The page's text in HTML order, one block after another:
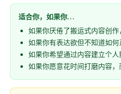
适合你，如果你…
如果你厌倦了搬运式内容创
如果你有表达欲但不知道如何
如果你希望通过内容建立个
如果你愿意花时间打磨内容